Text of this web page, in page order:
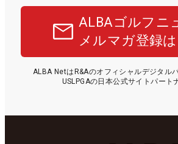
ALBAゴルフニ
メルマガ登録
ALBA NetはR&Aのオフィシャルデジタル
USLPGAの日本公式サイトパート